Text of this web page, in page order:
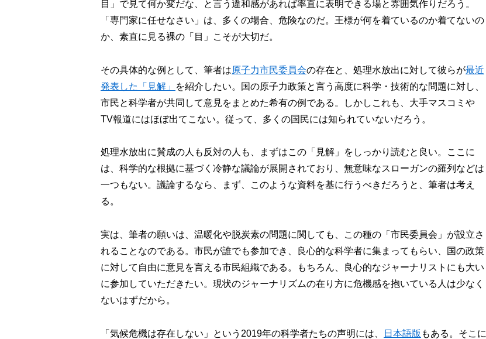
目」で見て何か変だな、と言う違和感があれば率直に表明できる場と雰囲気作りだろう。
「専門家に任せなさい」は、多くの場合、危険なのだ。王様が何を着ているのか着てないの
か、素直に見る裸の「目」こそが大切だ。
その具体的な例として、筆者は原子力市民委員会の存在と、処理水放出に対して彼らが最近
発表した「見解」
を紹介したい。国の原子力政策と言う高度に科学・技術的な問題に対し、
市民と科学者が共同して意見をまとめた希有の例である。しかしこれも、大手マスコミや
TV報道にはほぼ出てこない。従って、多くの国民には知られていないだろう。
処理水放出に賛成の人も反対の人も、まずはこの「見解」をしっかり読むと良い。ここに
は、科学的な根拠に基づく冷静な議論が展開されており、無意味なスローガンの羅列などは
一つもない。議論するなら、まず、このような資料を基に行うべきだろうと、筆者は考え
る。
実は、筆者の願いは、温暖化や脱炭素の問題に関しても、この種の「市民委員会」が設立さ
れることなのである。市民が誰でも参加でき、良心的な科学者に集まってもらい、国の政策
に対して自由に意見を言える市民組織である。もちろん、良心的なジャーナリストにも大い
に参加していただきたい。現状のジャーナリズムの在り方に危機感を抱いている人は少なく
ないはずだから。
「気候危機は存在しない」という2019年の科学者たちの声明には、 日本語版 もある。そこに